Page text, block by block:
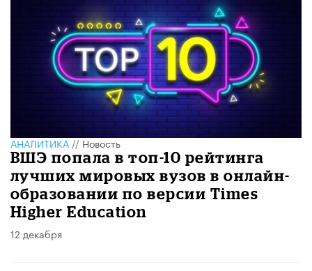
АНАЛИТИКА//Новость
ВШЭ попала в топ-10 рейтинга
лучших мировых вузов в онлайн-
образовании по версии Times
Higher Education
12 декабря